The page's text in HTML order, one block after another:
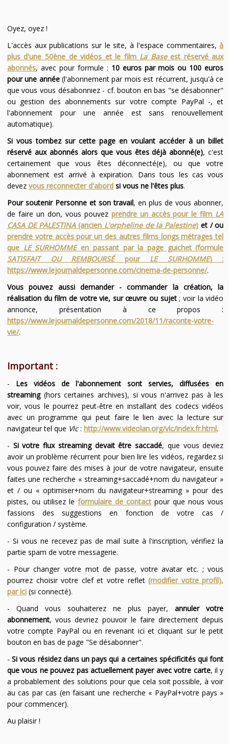
Oyez, oyez !
L'accès aux publications sur le site, à l'espace commentaires,à
plus d'une 50ène de vidéos et le film La Baseest réservé aux
abonnés, avec pour formule : 10 euros par mois ou 100 euros
pour une année(l'abonnement par mois est récurrent, jusqu'à ce
que vous vous désabonniez - cf. bouton en bas "se désabonner"
ou gestion des abonnements sur votre compte PayPal -, et
l'abonnement pour une année est sans renouvellement
automatique).
Si vous tombez sur cette page en voulant accéder à un billet
réservé aux abonnés alors que vous êtes déjà abonné(e), c'est
certainement que vous êtes déconnecté(e), ou que votre
abonnement est arrivé à expiration. Dans tous les cas vous
devez vous reconnecter d'abordsi vous ne l'êtes plus.
Pour soutenir Personne et son travail, en plus de vous abonner,
de faire un don, vous pouvez prendre un accès pour le film LA
CASA DE PALESTINA(ancien L'orpheline de la Palestine) et / ou
prendre votre accès pour un des autres films longs métrages tel
que LE SURHOMMEen passant par la page guichet (formule
SATISFAIT OU REMBOURSÉpour LE SURHOMME) :
https://www.lejournaldepersonne.com/cinema-de-personne/.
Vous pouvez aussi demander - commander la création, la
réalisation du film de votre vie, sur œuvre ou sujet; voir la vidéo
annonce, présentation à ce propos :
https://www.lejournaldepersonne.com/2018/11/raconte-votre-
vie/.
Important :
- Les vidéos de l'abonnement sont servies, diffusées en
streaming(hors certaines archives), si vous n'arrivez pas à les
voir, vous le pourrez peut-être en installant des codecs vidéos
avec un programme qui peut faire le lien avec la lecture sur
navigateur tel que Vlc: http://www.videolan.org/vlc/index.fr.html.
- Si votre flux streaming devait être saccadé, que vous deviez
avoir un problème récurrent pour bien lire les vidéos, regardez si
vous pouvez faire des mises à jour de votre navigateur, ensuite
faites une recherche « streaming+saccadé+nom du navigateur »
et / ou « optimiser+nom du navigateur+streaming » pour des
pistes, ou utilisez leformulaire de contact pour que nous vous
fassions des suggestions en fonction de votre cas /
configuration / système.
- Si vous ne recevez pas de mail suite à l'inscription, vérifiez la
partie spam de votre messagerie.
- Pour changer votre mot de passe, votre avatar etc. ; vous
pourrez choisir votre clef et votre reflet(modifier votre profil),
par ici(si connecté).
- Quand vous souhaiterez ne plus payer,annuler votre
abonnement, vous devriez pouvoir le faire directement depuis
votre compte PayPal ou en revenant ici et cliquant sur le petit
bouton en bas de page "Se désabonner".
-Si vous résidez dans un pays qui a certaines spécificités qui font
que vous ne pouvez pas actuellement payer avec votre carte, il y
a probablement des solutions pour que cela soit possible, à voir
au cas par cas (en faisant une recherche « PayPal+votre pays »
pour commencer).
Au plaisir !